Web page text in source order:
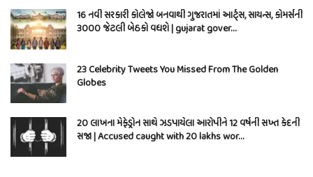
16 નવી સરકારી કોલેજો બનવાથી ગુજરાતમાં આર્ટ્સ, સાયન્સ, કોમર્સની
3000 જેટલી બેઠકો વધશે | gujarat gover…
23 Celebrity Tweets You Missed From The Golden
Globes
20 લાખના મેફેડ્રોન સાથે ઝડપાયેલા આરોપીને 12 વર્ષની સખ્ત કેદની
સજા | Accused caught with 20 lakhs wor…